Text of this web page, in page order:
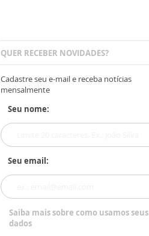
QUER RECEBER NOVIDADES?
Cadastre seu e-mail e receba notícias
mensalmente
Seu nome:
Seu email:
Saiba mais sobre como usamos seus
dados